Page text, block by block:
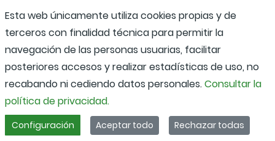
Canal de denuncias
Esta web únicamente utiliza cookies propias y de
terceros con finalidad técnica para permitir la
navegación de las personas usuarias, facilitar
posteriores accesos y realizar estadísticas de uso, no
recabando ni cediendo datos personales.Consultar la
política de privacidad.
Configuración Aceptar todo Rechazar todas